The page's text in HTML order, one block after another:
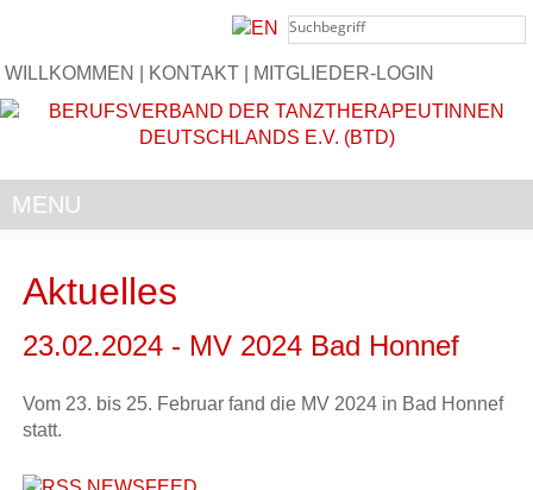
WILLKOMMEN KONTAKT MITGLIEDER-LOGIN
MENU
Aktuelles
23.02.2024 - MV 2024 Bad Honnef
Vom 23. bis 25. Februar fand die MV 2024 in Bad Honnef
statt.